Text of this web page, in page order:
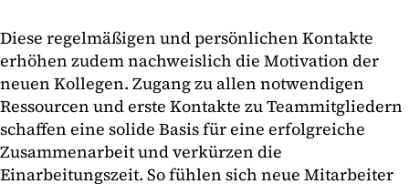
Diese regelmäßigen und persönlichen Kontakte
erhöhen zudem nachweislich die Motivation der
neuen Kollegen. Zugang zu allen notwendigen
Ressourcen und erste Kontakte zu Teammitgliedern
schaffen eine solide Basis für eine erfolgreiche
Zusammenarbeit und verkürzen die
Einarbeitungszeit. So fühlen sich neue Mitarbeiter